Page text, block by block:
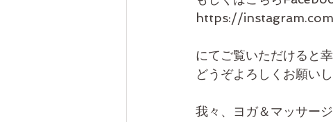
https://
にてご覧いただけると幸
どうぞよろしくお願いし
我々、ヨガ＆マッサー